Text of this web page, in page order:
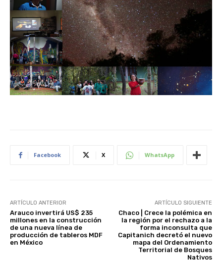
Facebook X WhatsApp
ARTÍCULO ANTERIOR
Arauco invertirá US$ 235
millones en la construcción
de una nueva línea de
producción de tableros MDF
en México
ARTÍCULO SIGUIENTE
Chaco | Crece la polémica en
la región por el rechazo a la
forma inconsulta que
Capitanich decretó el nuevo
mapa del Ordenamiento
Territorial de Bosques
Nativos